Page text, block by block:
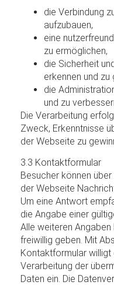
die Verbindung
aufzubauen,
eine
zu ermöglichen,
die Sicherheit
erkennen und zu
die
und zu
Die Verarbeitung
Zweck, Erkenntnisse
der Webseite zu
3.3 Kontaktformular
Besucher können
der Webseite
Um eine Antwort
die Angabe einer
Alle weiteren
freiwillig geben. Mit
Kontaktformular willigt
Verarbeitung der
Daten ein. Die